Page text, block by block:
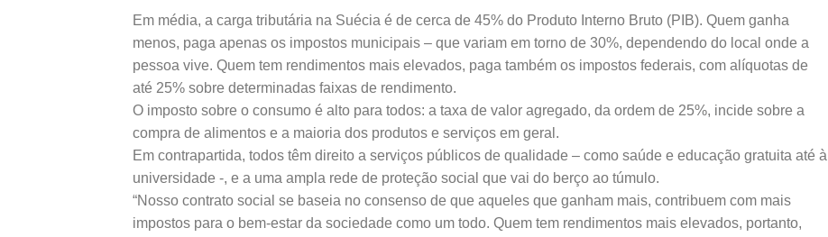
Em média, a carga tributária na Suécia é de cerca de 45% do Produto Interno Bruto (PIB). Quem ganha
menos, paga apenas os impostos municipais – que variam em torno de 30%, dependendo do local onde a
pessoa vive. Quem tem rendimentos mais elevados, paga também os impostos federais, com alíquotas de
até 25% sobre determinadas faixas de rendimento.
O imposto sobre o consumo é alto para todos: a taxa de valor agregado, da ordem de 25%, incide sobre a
compra de alimentos e a maioria dos produtos e serviços em geral.
Em contrapartida, todos têm direito a serviços públicos de qualidade – como saúde e educação gratuita até à
universidade -, e a uma ampla rede de proteção social que vai do berço ao túmulo.
“Nosso contrato social se baseia no consenso de que aqueles que ganham mais, contribuem com mais
impostos para o bem-estar da sociedade como um todo. Quem tem rendimentos mais elevados, portanto,